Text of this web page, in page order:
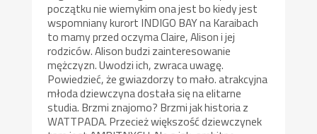
początku nie wiemykim ona jest bo kiedy jest
wspomniany kurort INDIGO BAY na Karaibach
to mamy przed oczyma Claire, Alison i jej
rodziców. Alison budzi zainteresowanie
mężczyzn. Uwodzi ich, zwraca uwagę.
Powiedzieć, że gwiazdorzy to mało. atrakcyjna
młoda dziewczyna dostała się na elitarne
studia. Brzmi znajomo? Brzmi jak historia z
WATTPADA. Przecież większość dziewczynek